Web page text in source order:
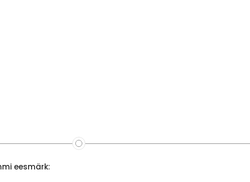
eesmärk: